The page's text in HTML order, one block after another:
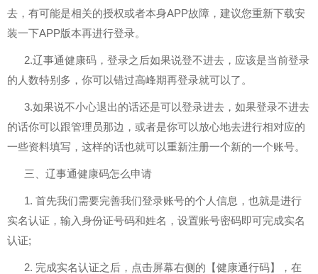
去，有可能是相关的授权或者本身APP故障，建议您重新下载安
装一下APP版本再进行登录。
2.辽事通健康码，登录之后如果说登不进去，应该是当前登录
的人数特别多，你可以错过高峰期再登录就可以了。
3.如果说不小心退出的话还是可以登录进去，如果登录不进去
的话你可以跟管理员那边，或者是你可以放心地去进行相对应的
一些资料填写，这样的话也就可以重新注册一个新的一个账号。
三、辽事通健康码怎么申请
1. 首先我们需要完善我们登录账号的个人信息，也就是进行
实名认证，输入身份证号码和姓名，设置账号密码即可完成实名
认证;
2. 完成实名认证之后，点击屏幕右侧的【健康通行码】，在